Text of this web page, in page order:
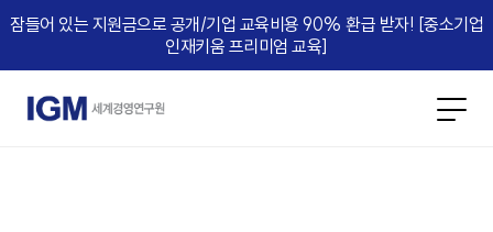
잠들어 있는 지원금으로 공개/기업 교육비용 90% 환급 받자! [중소기업
인재키움 프리미엄 교육]​